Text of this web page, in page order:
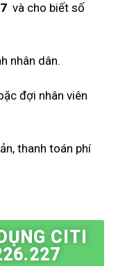
và cho biết số
nhân dân.
đợi nhân viên
thanh toán phí
CITI